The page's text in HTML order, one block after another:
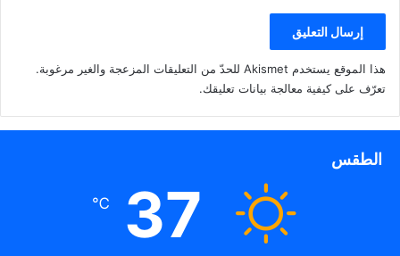
هذا الموقع يستخدم Akismet للحدّ من التعليقات المزعجة والغير مرغوبة.
تعرّف على كيفية معالجة بيانات تعليقك.
الطقس
37
℃